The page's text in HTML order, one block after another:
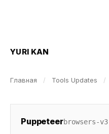
YURI KAN
Главная / Tools Updates /
Puppeteerbrowsers-